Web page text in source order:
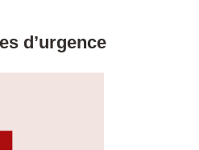
d’urgence